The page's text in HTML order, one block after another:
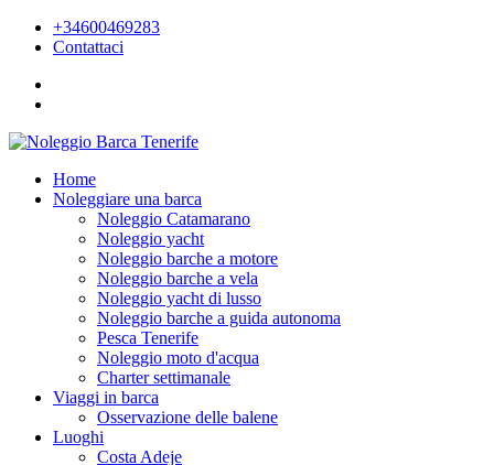
+34600469283
Contattaci
Home
Noleggiare una barca
Noleggio Catamarano
Noleggio yacht
Noleggio barche a motore
Noleggio barche a vela
Noleggio yacht di lusso
Noleggio barche a guida autonoma
Pesca Tenerife
Noleggio moto d'acqua
Charter settimanale
Viaggi in barca
Osservazione delle balene
Luoghi
Costa Adeje